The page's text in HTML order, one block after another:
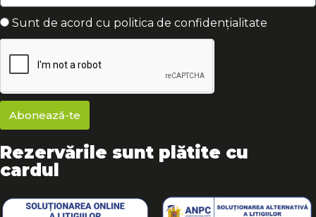
Sunt de acord cu politica de confidențialitate
Abonează-te
Rezervările sunt plătite cu
cardul